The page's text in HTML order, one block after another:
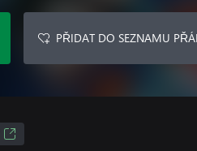
PŘIDAT DO SEZNAMU